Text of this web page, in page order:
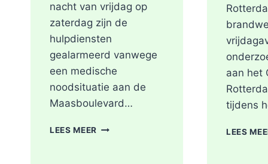
nacht van vrijdag op
zaterdag zijn de
hulpdiensten
gealarmeerd vanwege
een medische
noodsituatie aan de
Maasboulevard…
LEES MEER MEDISCHE
aan het
tijdens
LEES